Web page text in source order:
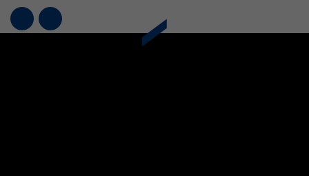
nuestras aplicaciones y nuestros
sitios web. Esta información